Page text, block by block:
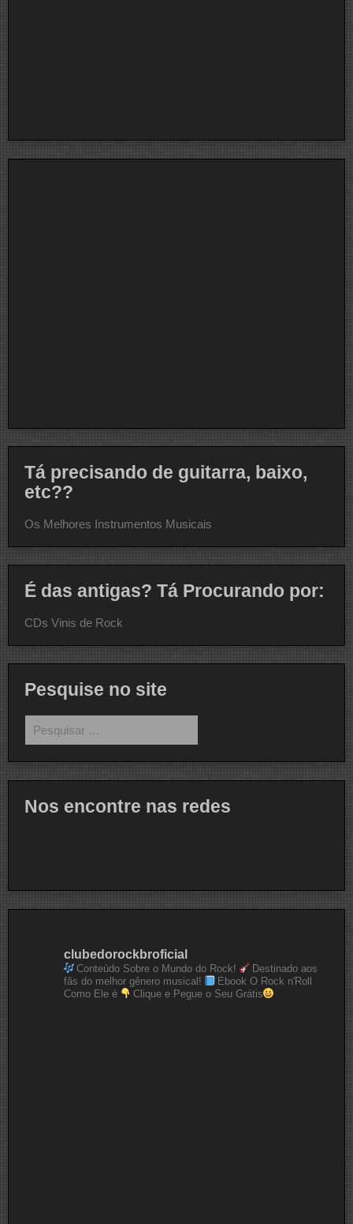
Tá precisando de guitarra, baixo,
etc??
Os Melhores Instrumentos Musicais
É das antigas? Tá Procurando por:
CDs Vinis de Rock
Pesquise no site
por:
Nos encontre nas redes
clubedorockbroficial
Conteúdo Sobre o Mundo do Rock!
Destinado aos
fãs do melhor gênero musical!
Ebook O Rock n'Roll
Como Ele é
Clique e Pegue o Seu Grátis